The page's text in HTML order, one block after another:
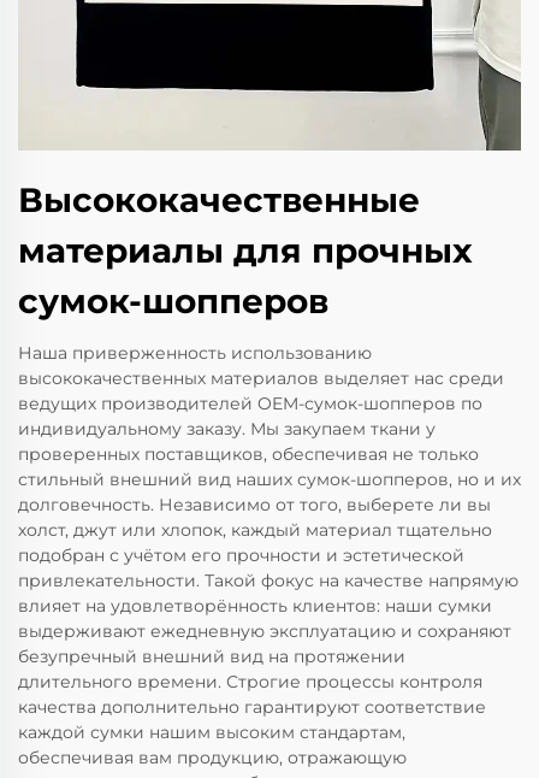
Высококачественные
материалы для прочных
сумок-шопперов
Наша приверженность использованию
высококачественных материалов выделяет нас среди
ведущих производителей OEM-сумок-шопперов по
индивидуальному заказу. Мы закупаем ткани у
проверенных поставщиков, обеспечивая не только
стильный внешний вид наших сумок-шопперов, но и их
долговечность. Независимо от того, выберете ли вы
холст, джут или хлопок, каждый материал тщательно
подобран с учётом его прочности и эстетической
привлекательности. Такой фокус на качестве напрямую
влияет на удовлетворённость клиентов: наши сумки
выдерживают ежедневную эксплуатацию и сохраняют
безупречный внешний вид на протяжении
длительного времени. Строгие процессы контроля
качества дополнительно гарантируют соответствие
каждой сумки нашим высоким стандартам,
обеспечивая вам продукцию, отражающую